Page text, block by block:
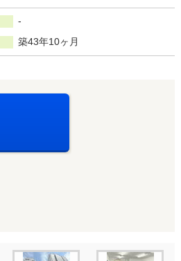
-
築43年10ヶ月